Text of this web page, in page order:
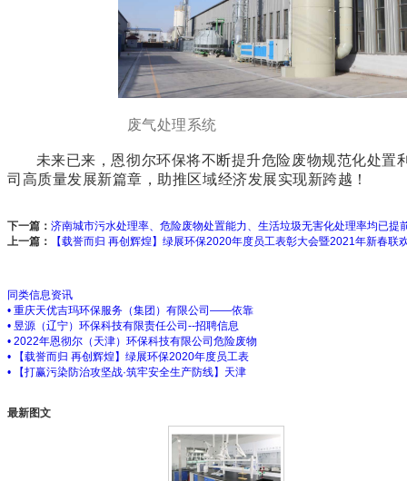
废气处理系统 废活
未来已来，恩彻尔环保将不断提升危险废物规范化处置
司高质量发展新篇章，助推区域经济发展实现新跨越！
下一篇： 济南城市污水处理率、危险废物处置能力、生活垃圾无害化处理率均已提
上一篇：
【载誉而归 再创辉煌】绿展环保2020年度员工表彰大会暨2021年新春联
同类信息资讯
• 重庆天优吉玛环保服务（集团）有限公司——依靠
• 昱源（辽宁）环保科技有限责任公司--招聘信息
• 2022年恩彻尔（天津）环保科技有限公司危险废物
• 【载誉而归 再创辉煌】绿展环保2020年度员工表
• 【打赢污染防治攻坚战·筑牢安全生产防线】天津
最新图文